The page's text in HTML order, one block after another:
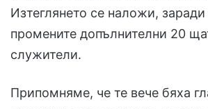
Изтеглянето се наложи,
промените допълнителни 20
служители.
Припомняме, че те вече бяха